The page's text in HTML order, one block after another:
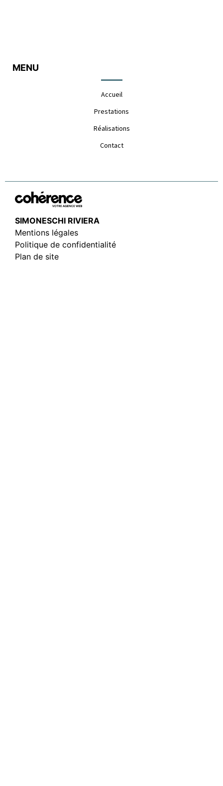
MENU
Accueil
Prestations
Réalisations
Contact
SIMONESCHI RIVIERA
Mentions légales
Politique de confidentialité
Plan de site